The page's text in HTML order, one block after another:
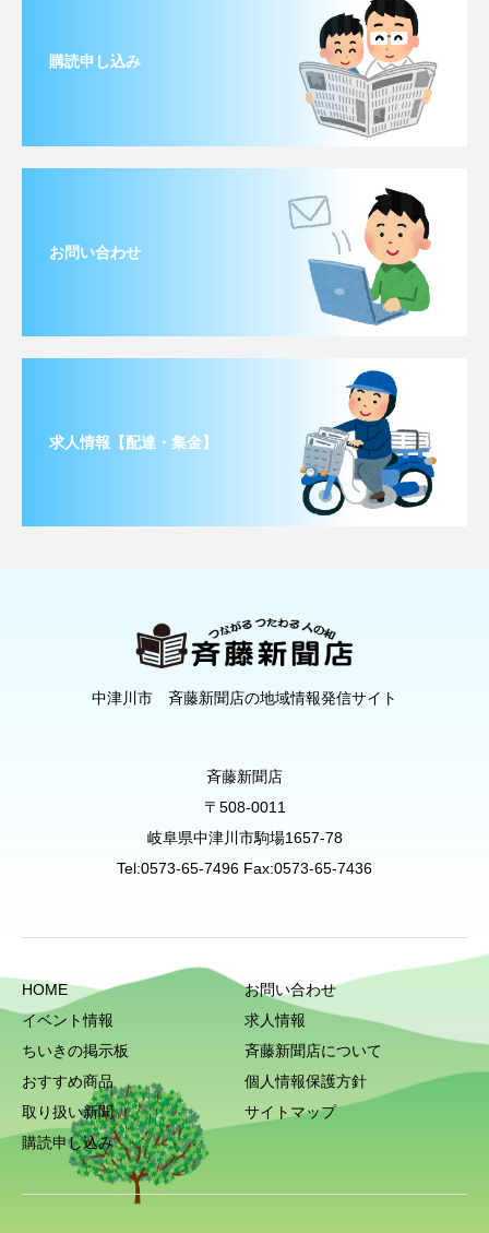
購読申し込み
お問い合わせ
求人情報【配達・集金】
中津川市 斉藤新聞店の地域情報発信サイト
斉藤新聞店
〒508-0011
岐阜県中津川市駒場1657-78
Tel:0573-65-7496 Fax:0573-65-7436
HOME
イベント情報
ちいきの掲示板
おすすめ商品
取り扱い新聞
購読申し込み
お問い合わせ
求人情報
斉藤新聞店について
個人情報保護方針
サイトマップ